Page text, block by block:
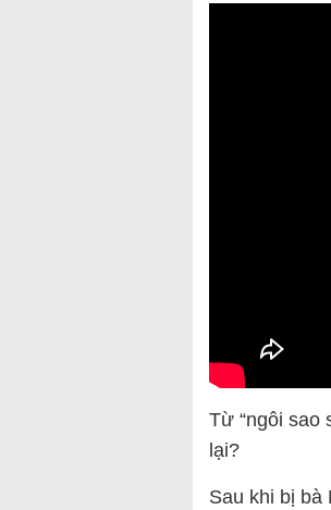
Từ “ngôi sao
lại?
Sau khi bị bà